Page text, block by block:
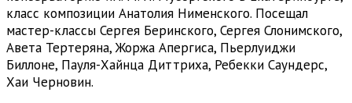
класс композиции Анатолия Нименского. Посещал
мастер-классы Сергея Беринского, Сергея Слонимского,
Авета Тертеряна, Жоржа Апергиса, Пьерлуиджи
Биллоне, Пауля-Хайнца Диттриха, Ребекки Саундерс,
Хаи Черновин.